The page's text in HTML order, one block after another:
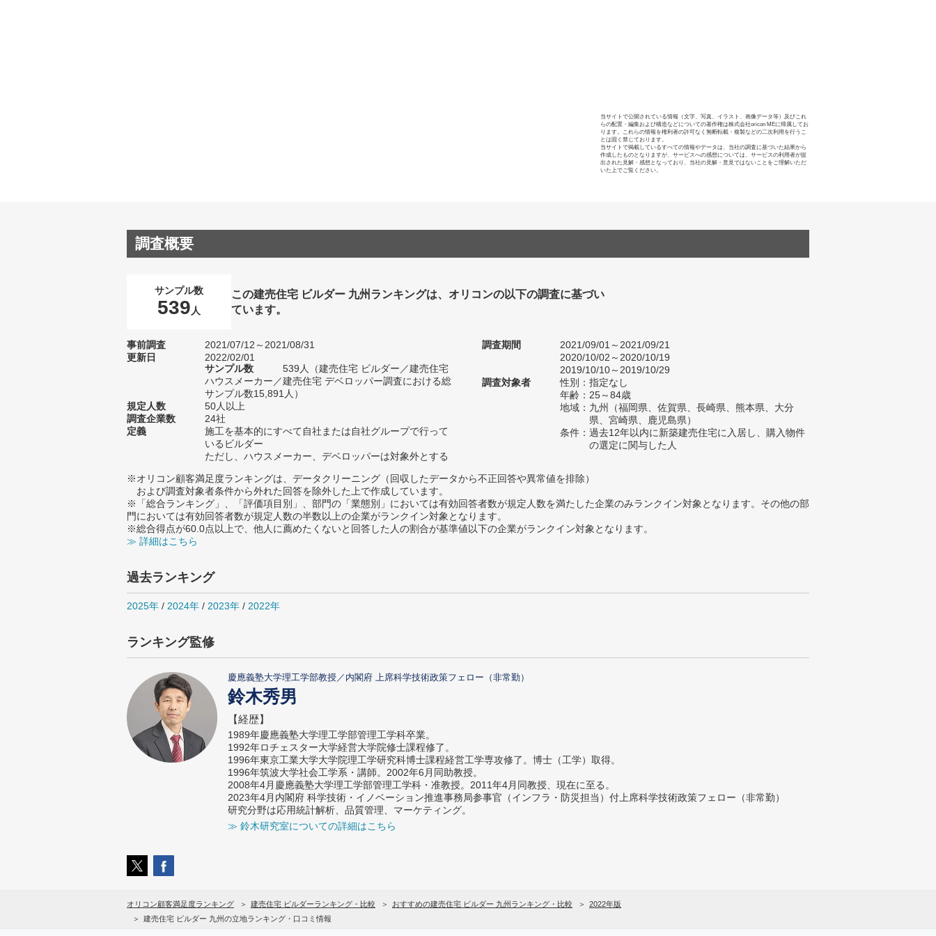
当サイトで公開されている情報（文字、写真、イラスト、画像データ等）及びこれ
らの配置・編集および構造などについての著作権は株式会社oricon MEに帰属してお
ります。これらの情報を権利者の許可なく無断転載・複製などの二次利用を行うこ
とは固く禁じております。
当サイトで掲載しているすべての情報やデータは、当社の調査に基づいた結果から
作成したものとなりますが、サービスへの感想については、サービスの利用者が提
出された見解・感想となっており、当社の見解・意見ではないことをご理解いただ
いた上でご覧ください。
調査概要
サンプル数
539 人
この建売住宅 ビルダー 九州ランキングは、オリコンの以下の調査に基づい
ています。
事前調査
2021/07/12～2021/08/31
更新日
2022/02/01
サンプル数
539人（建売住宅 ビルダー／建売住宅
ハウスメーカー／建売住宅 デベロッパー調査における総
サンプル数15,891人）
規定人数
50人以上
調査企業数
24社
定義
施工を基本的にすべて自社または自社グループで行って
いるビルダー
ただし、ハウスメーカー、デベロッパーは対象外とする
調査期間
2021/09/01～2021/09/21
2020/10/02～2020/10/19
2019/10/10～2019/10/29
調査対象者
性別：指定なし
年齢：25～84歳
地域：九州（福岡県、佐賀県、長崎県、熊本県、大分
県、宮崎県、鹿児島県）
条件：過去12年以内に新築建売住宅に入居し、購入物件
の選定に関与した人
※オリコン顧客満足度ランキングは、データクリーニング（回収したデータから不正回答や異常値を排除）
および調査対象者条件から外れた回答を除外した上で作成しています。
※「総合ランキング」、「評価項目別」、部門の「業態別」においては有効回答者数が規定人数を満たした企業のみランクイン対象となります。その他の部
門においては有効回答者数が規定人数の半数以上の企業がランクイン対象となります。
※総合得点が60.0点以上で、他人に薦めたくないと回答した人の割合が基準値以下の企業がランクイン対象となります。
≫ 詳細はこちら
過去ランキング
2025年 / 2024年 / 2023年 / 2022年
ランキング監修
慶應義塾大学理工学部教授／内閣府 上席科学技術政策フェロー（非常勤）
鈴木秀男
【経歴】
1989年慶應義塾大学理工学部管理工学科卒業。
1992年ロチェスター大学経営大学院修士課程修了。
1996年東京工業大学大学院理工学研究科博士課程経営工学専攻修了。博士（工学）取得。
1996年筑波大学社会工学系・講師。2002年6月同助教授。
2008年4月慶應義塾大学理工学部管理工学科・准教授。2011年4月同教授、現在に至る。
2023年4月内閣府 科学技術・イノベーション推進事務局参事官（インフラ・防災担当）付上席科学技術政策フェロー（非常勤）
研究分野は応用統計解析、品質管理、マーケティング。
≫ 鈴木研究室についての詳細はこちら
オリコン顧客満足度ランキング 建売住宅 ビルダーランキング・比較 おすすめの建売住宅 ビルダー 九州ランキング・比較
2022年版
建売住宅 ビルダー 九州の立地ランキング・口コミ情報